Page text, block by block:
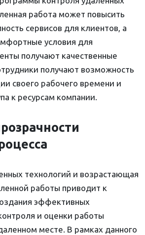
работа может повысить
сервисов для клиентов, а
условия для
получают качественные
получают возможность
своего рабочего времени и
к ресурсам компании.
технологий и возрастающая
работы приводит к
эффективных
и оценки работы
месте. В рамках данного